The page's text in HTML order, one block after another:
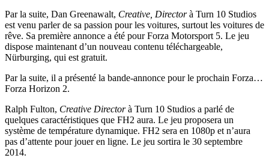
Par la suite, Dan Greenawalt, Creative, Directorà Turn 10 Studios
est venu parler de sa passion pour les voitures, surtout les voitures de
rêve. Sa première annonce a été pour Forza Motorsport 5. Le jeu
dispose maintenant d’un nouveau contenu téléchargeable,
Nürburging, qui est gratuit.
Par la suite, il a présenté la bande-annonce pour le prochain Forza…
Forza Horizon 2.
Ralph Fulton, Creative Directorà Turn 10 Studios a parlé de
quelques caractéristiques que FH2 aura. Le jeu proposera un
système de température dynamique. FH2 sera en 1080p et n’aura
pas d’attente pour jouer en ligne. Le jeu sortira le 30 septembre
2014.